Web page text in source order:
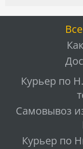
Курьер по
Самовывоз
Курьер по